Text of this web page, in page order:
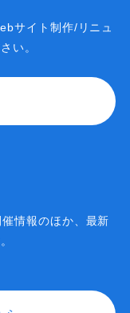
サイト制作/ リニュ
い。
情報のほか、 最新